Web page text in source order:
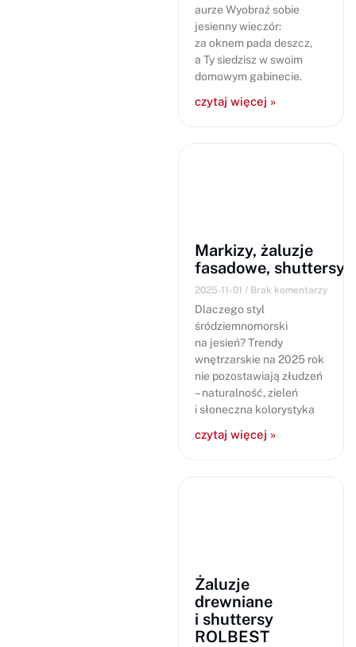
aurze Wyobraź sobie
jesienny wieczór:
za oknem pada deszcz,
a Ty siedzisz w swoim
domowym gabinecie.
czytaj więcej »
Markizy, żaluzje
fasadowe, shuttersy
2025-11-01 Brak komentarzy
Dlaczego styl
śródziemnomorski
na jesień? Trendy
wnętrzarskie na 2025 rok
nie pozostawiają złudzeń
– naturalność, zieleń
i słoneczna kolorystyka
czytaj więcej »
Żaluzje
drewniane
i shuttersy
ROLBEST